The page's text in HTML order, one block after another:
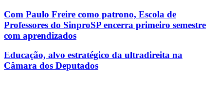
Com Paulo Freire como patrono, Escola de
Professores do SinproSP encerra primeiro semestre
com aprendizados
Educação, alvo estratégico da ultradireita na
Câmara dos Deputados